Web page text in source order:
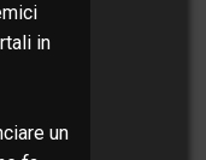
in
un